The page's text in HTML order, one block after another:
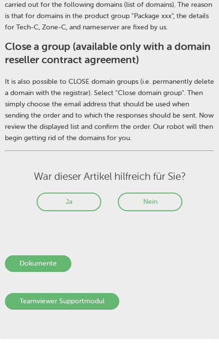
carried out for the following domains (list of domains). The reason
is that for domains in the product group "Package xxx", the details
for Tech-C, Zone-C, and nameserver are fixed by us.
Close a group (available only with a domain
reseller contract agreement)
It is also possible to CLOSE domain groups (i.e. permanently delete
a domain with the registrar). Select "Close domain group". Then
simply choose the email address that should be used when
sending the order and to which the responses should be sent. Now
review the displayed list and confirm the order. Our robot will then
begin getting rid of the domains for you.
War dieser Artikel hilfreich für Sie?
Ja Nein
Dokumente
Teamviewer Supportmodul